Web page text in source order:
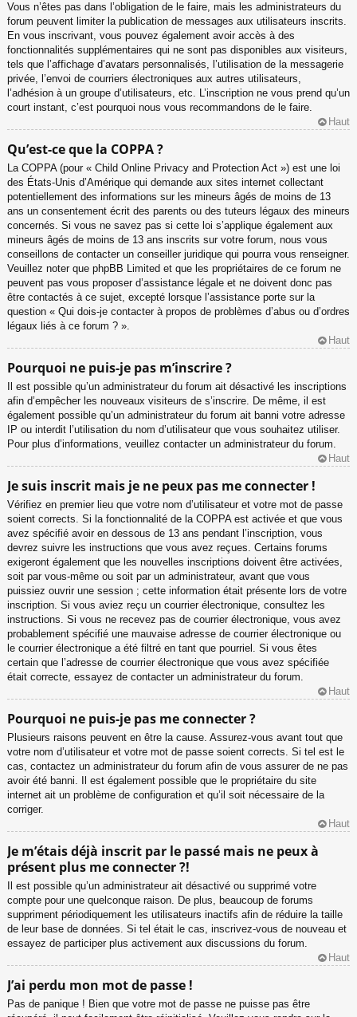
Vous n’êtes pas dans l’obligation de le faire, mais les administrateurs du
forum peuvent limiter la publication de messages aux utilisateurs inscrits.
En vous inscrivant, vous pouvez également avoir accès à des
fonctionnalités supplémentaires qui ne sont pas disponibles aux visiteurs,
tels que l’affichage d’avatars personnalisés, l’utilisation de la messagerie
privée, l’envoi de courriers électroniques aux autres utilisateurs,
l’adhésion à un groupe d’utilisateurs, etc. L’inscription ne vous prend qu’un
court instant, c’est pourquoi nous vous recommandons de le faire.
Haut
Qu’est-ce que la COPPA ?
La COPPA (pour « Child Online Privacy and Protection Act ») est une loi
des États-Unis d’Amérique qui demande aux sites internet collectant
potentiellement des informations sur les mineurs âgés de moins de 13
ans un consentement écrit des parents ou des tuteurs légaux des mineurs
concernés. Si vous ne savez pas si cette loi s’applique également aux
mineurs âgés de moins de 13 ans inscrits sur votre forum, nous vous
conseillons de contacter un conseiller juridique qui pourra vous renseigner.
Veuillez noter que phpBB Limited et que les propriétaires de ce forum ne
peuvent pas vous proposer d’assistance légale et ne doivent donc pas
être contactés à ce sujet, excepté lorsque l’assistance porte sur la
question « Qui dois-je contacter à propos de problèmes d’abus ou d’ordres
légaux liés à ce forum ? ».
Haut
Pourquoi ne puis-je pas m’inscrire ?
Il est possible qu’un administrateur du forum ait désactivé les inscriptions
afin d’empêcher les nouveaux visiteurs de s’inscrire. De même, il est
également possible qu’un administrateur du forum ait banni votre adresse
IP ou interdit l’utilisation du nom d’utilisateur que vous souhaitez utiliser.
Pour plus d’informations, veuillez contacter un administrateur du forum.
Haut
Je suis inscrit mais je ne peux pas me connecter !
Vérifiez en premier lieu que votre nom d’utilisateur et votre mot de passe
soient corrects. Si la fonctionnalité de la COPPA est activée et que vous
avez spécifié avoir en dessous de 13 ans pendant l’inscription, vous
devrez suivre les instructions que vous avez reçues. Certains forums
exigeront également que les nouvelles inscriptions doivent être activées,
soit par vous-même ou soit par un administrateur, avant que vous
puissiez ouvrir une session ; cette information était présente lors de votre
inscription. Si vous aviez reçu un courrier électronique, consultez les
instructions. Si vous ne recevez pas de courrier électronique, vous avez
probablement spécifié une mauvaise adresse de courrier électronique ou
le courrier électronique a été filtré en tant que pourriel. Si vous êtes
certain que l’adresse de courrier électronique que vous avez spécifiée
était correcte, essayez de contacter un administrateur du forum.
Haut
Pourquoi ne puis-je pas me connecter ?
Plusieurs raisons peuvent en être la cause. Assurez-vous avant tout que
votre nom d’utilisateur et votre mot de passe soient corrects. Si tel est le
cas, contactez un administrateur du forum afin de vous assurer de ne pas
avoir été banni. Il est également possible que le propriétaire du site
internet ait un problème de configuration et qu’il soit nécessaire de la
corriger.
Haut
Je m’étais déjà inscrit par le passé mais ne peux à
présent plus me connecter ?!
Il est possible qu’un administrateur ait désactivé ou supprimé votre
compte pour une quelconque raison. De plus, beaucoup de forums
suppriment périodiquement les utilisateurs inactifs afin de réduire la taille
de leur base de données. Si tel était le cas, inscrivez-vous de nouveau et
essayez de participer plus activement aux discussions du forum.
Haut
J’ai perdu mon mot de passe !
Pas de panique ! Bien que votre mot de passe ne puisse pas être